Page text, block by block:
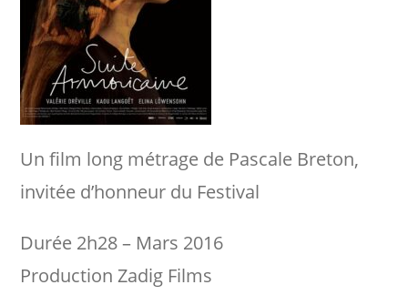
Un film long métrage de Pascale Breton,
invitée d’honneur du Festival
Durée 2h28 – Mars 2016
Production Zadig Films